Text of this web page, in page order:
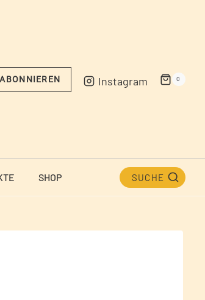
ABONNIEREN Instagram 0
SHOP SUCHE